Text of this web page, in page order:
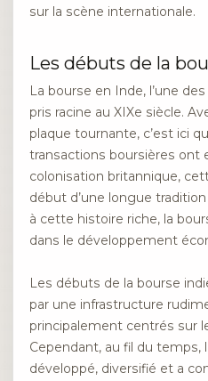
sur la scène internationale.
Les débuts de la
La bourse en Inde, l’une
pris racine au XIXe siècle.
plaque tournante, c’est ici
transactions boursières ont
colonisation britannique,
début d’une longue
à cette histoire riche, la
dans le développement
Les débuts de la bourse
par une infrastructure
principalement centrés sur
Cependant, au fil du temps,
développé, diversifié et a